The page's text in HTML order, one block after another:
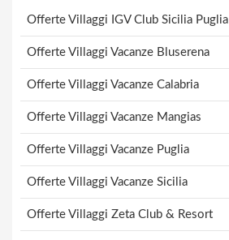
Offerte Villaggi IGV Club Sicilia Puglia
Offerte Villaggi Vacanze Bluserena
Offerte Villaggi Vacanze Calabria
Offerte Villaggi Vacanze Mangias
Offerte Villaggi Vacanze Puglia
Offerte Villaggi Vacanze Sicilia
Offerte Villaggi Zeta Club & Resort